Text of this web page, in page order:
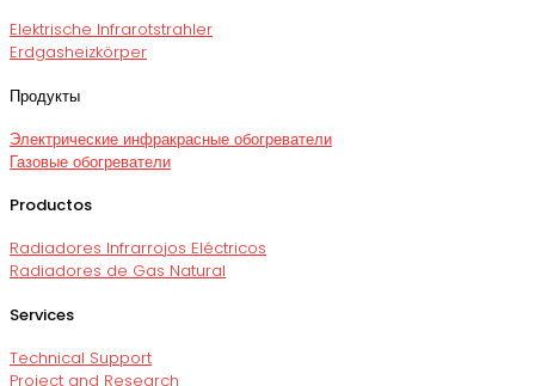
Elektrische Infrarotstrahler
Erdgasheizkörper
Продукты
Электрические инфракрасные обогреватели
Газовые обогреватели
Productos
Radiadores Infrarrojos Eléctricos
Radiadores de Gas Natural
Services
Technical Support
Project and Research